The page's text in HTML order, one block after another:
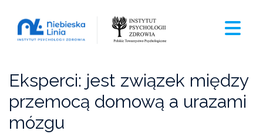
Eksperci: jest związek między
przemocą domową a urazami
mózgu